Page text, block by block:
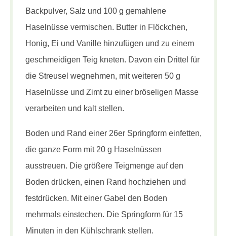
Backpulver, Salz und 100 g gemahlene
Haselnüsse vermischen. Butter in Flöckchen,
Honig, Ei und Vanille hinzufügen und zu einem
geschmeidigen Teig kneten. Davon ein Drittel für
die Streusel wegnehmen, mit weiteren 50 g
Haselnüsse und Zimt zu einer bröseligen Masse
verarbeiten und kalt stellen.
Boden und Rand einer 26er Springform einfetten,
die ganze Form mit 20 g Haselnüssen
ausstreuen. Die größere Teigmenge auf den
Boden drücken, einen Rand hochziehen und
festdrücken. Mit einer Gabel den Boden
mehrmals einstechen. Die Springform für 15
Minuten in den Kühlschrank stellen.